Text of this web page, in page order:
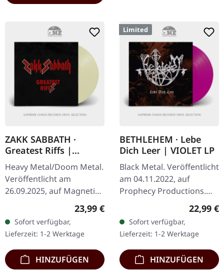
ZAKK SABBATH ·
Greatest Riffs |
CREAM WHITE LP
Heavy Metal/Doom Metal.
Veröffentlicht am
26.09.2025, auf Magnetic
Cremefarbenes Vinyl LP
mit polyliniertem
Innenhülle. Als Zakk
Wylde…
Regulärer Preis:
23,99 €
Sofort verfügbar,
Lieferzeit: 1-2 Werktage
HINZUFÜGEN
Limited
BETHLEHEM · Lebe
Dich Leer | VIOLET LP
Black Metal. Veröffentlicht
am 04.11.2022, auf
Prophecy Productions.
Transparent Violettes
Vinyl im Gatefold-Cover,
limitiert auf 500
Exemplare.…
22,99 €
Sofort verfügbar,
Lieferzeit: 1-2 Werktage
HINZUFÜGEN